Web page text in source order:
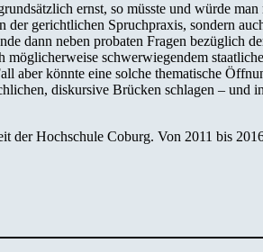
ernst, so müsste und würde man
gerichtlichen Spruchpraxis, sondern
dann neben probaten Fragen bezüglich
schwerwiegendem
aber könnte eine solche thematische
diskursive Brücken schlagen – und
der Hochschule Coburg. Von 2011 bis